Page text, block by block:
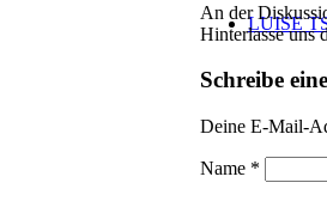
LUISE
An der
Hinterlasse uns
Schreibe
Deine E-Mail-
Name *